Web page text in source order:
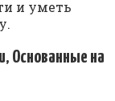
и уметь
Основанные на